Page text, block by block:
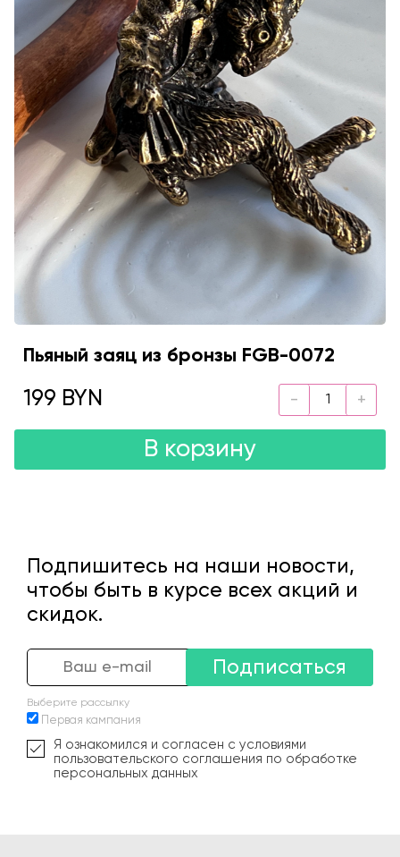
Пьяный заяц из бронзы FGB-0072
199 BYN
В корзину
Подпишитесь на наши новости,
чтобы быть в курсе всех акций и
скидок.
Подписаться
Выберите рассылку
Первая кампания
Я ознакомился и согласен с условиями
пользовательского соглашения по обработке
персональных данных